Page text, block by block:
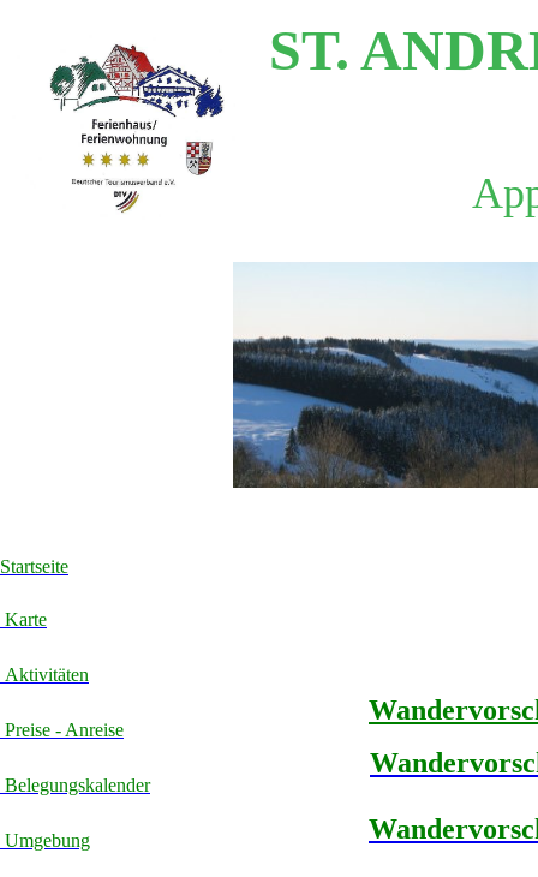
ST.
Startseite
Karte
Aktivitäten
Preise - Anreise
Belegungskalender
Umgebung